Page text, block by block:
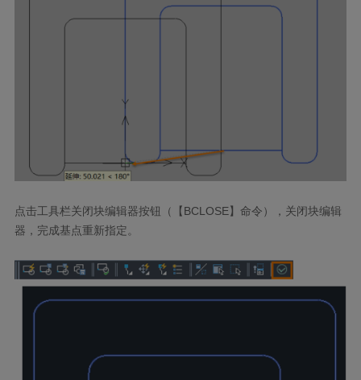
点击工具栏关闭块编辑器按钮（【BCLOSE】命令），关闭块编辑
器，完成基点重新指定。